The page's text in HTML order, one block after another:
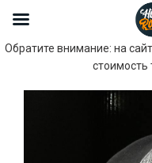
Обратите внимание: на
стоимость